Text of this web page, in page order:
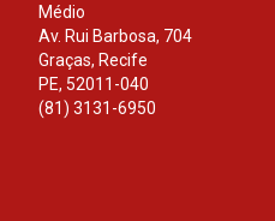
Médio
Av. Rui Barbosa, 704
Graças, Recife
PE, 52011-040
(81) 3131-6950